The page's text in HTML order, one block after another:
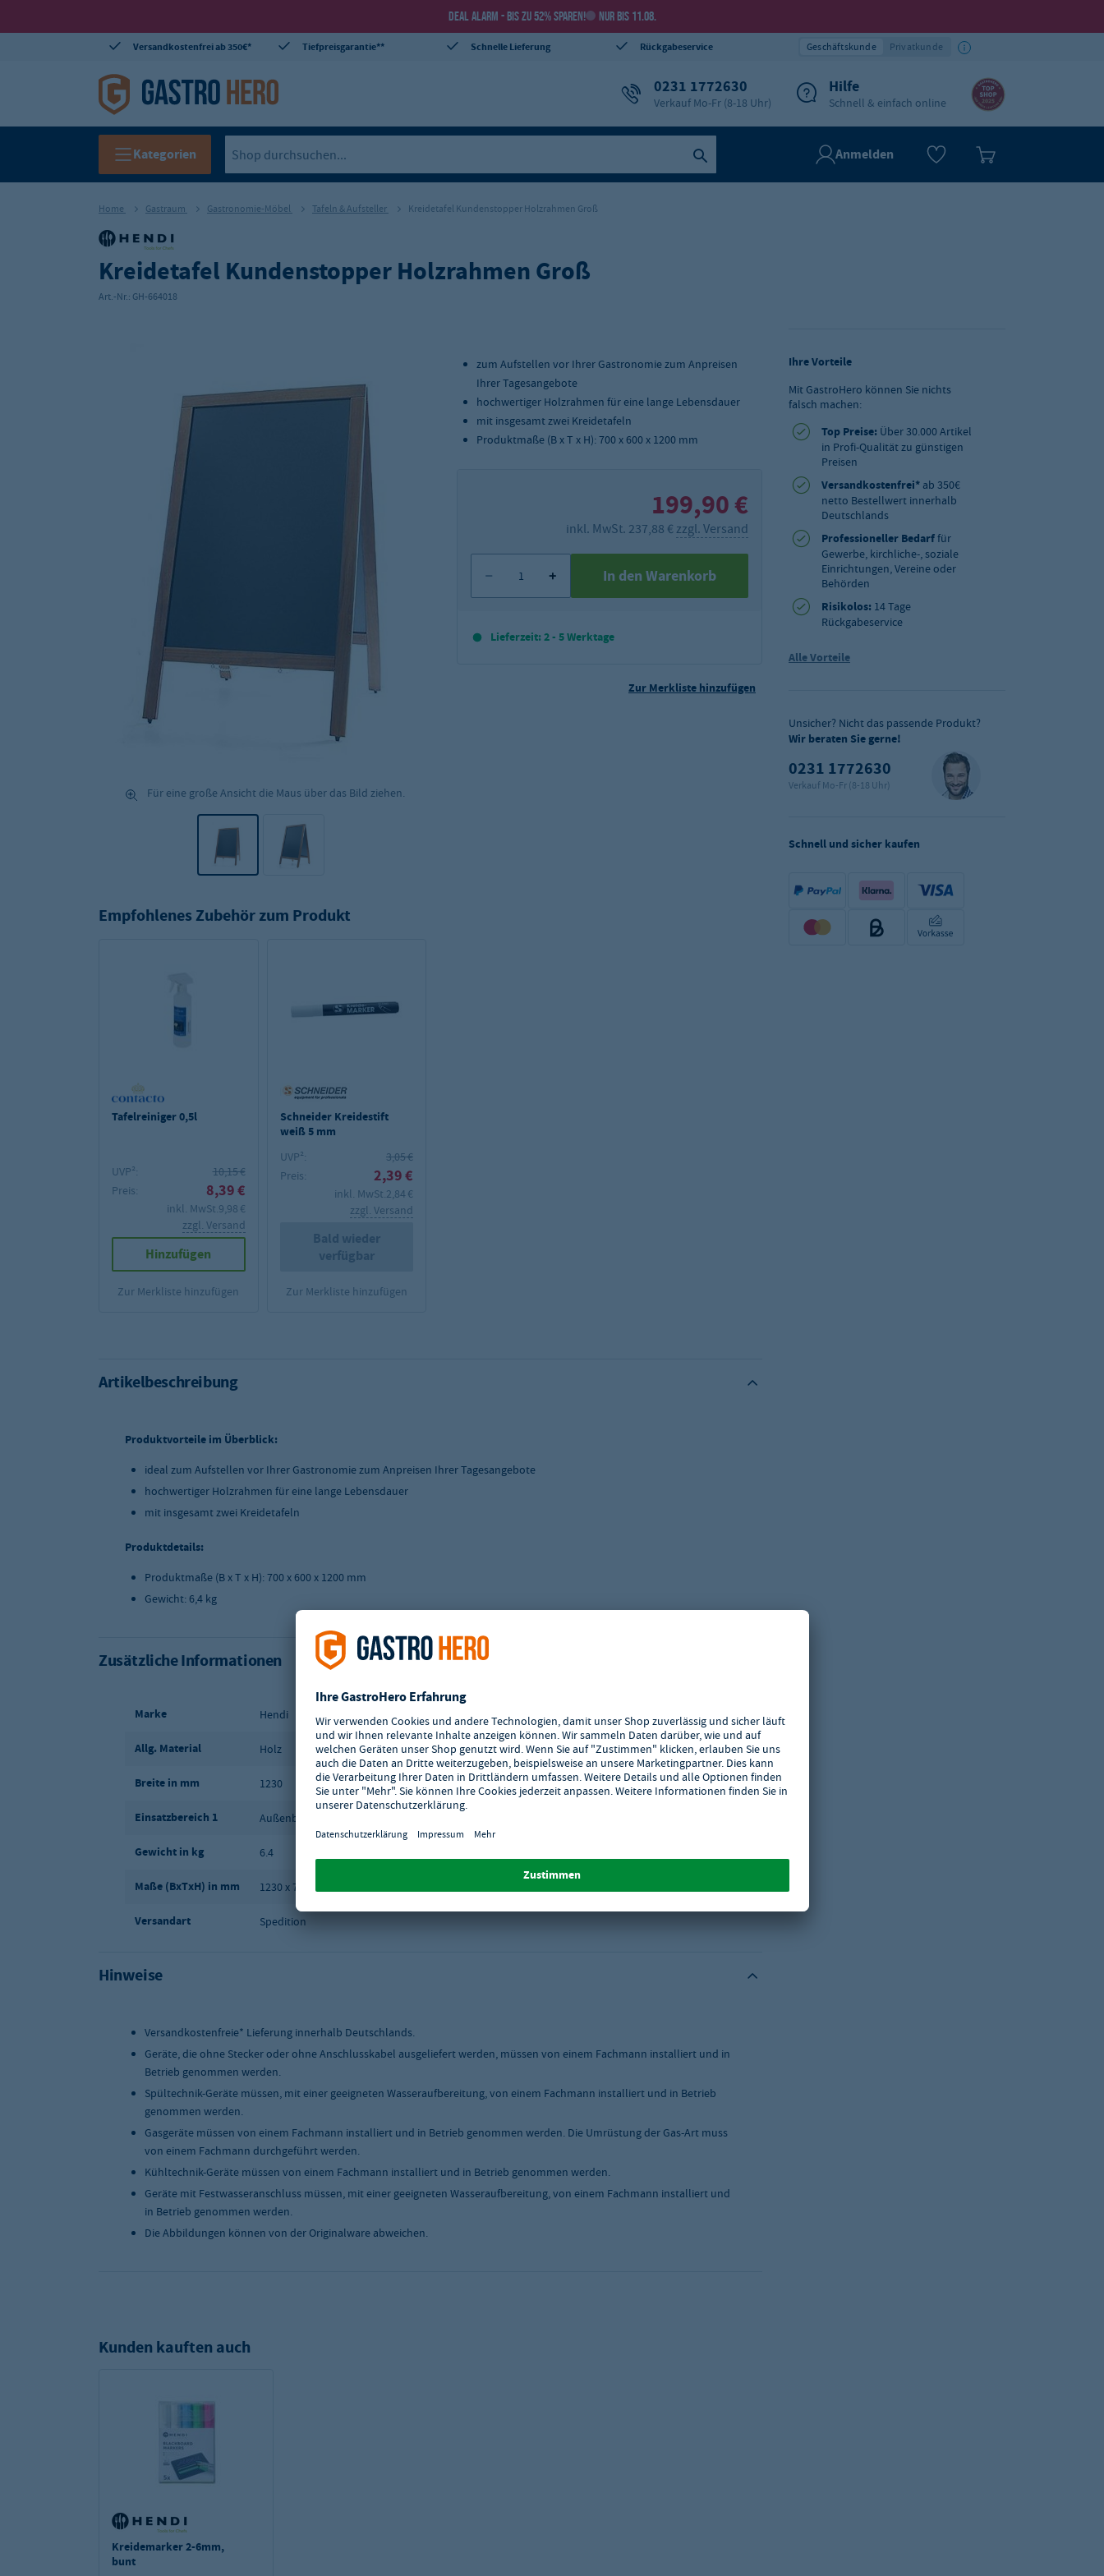
DEAL ALARM - BIS ZU 52% SPAREN! NUR BIS 11.08.
Versandkostenfrei ab 350€* Tiefpreisgarantie** Schnelle Lieferung Rückgabeservice Geschäftskunde Privatkunde
0231 1772630
Verkauf Mo-Fr (8-18 Uhr)
Hilfe
Schnell & einfach online
Kategorien Anmelden
Home Gastraum Gastronomie-Möbel Tafeln & Aufsteller Kreidetafel Kundenstopper Holzrahmen Groß
Kreidetafel Kundenstopper Holzrahmen Groß
Art.-Nr.: GH-664018
Für eine große Ansicht die Maus über das Bild ziehen.
zum Aufstellen vor Ihrer Gastronomie zum Anpreisen
Ihrer Tagesangebote
hochwertiger Holzrahmen für eine lange Lebensdauer
mit insgesamt zwei Kreidetafeln
Produktmaße (B x T x H): 700 x 600 x 1200 mm
199,90 €
inkl. MwSt. 237,88 € zzgl. Versand
In den Warenkorb
Lieferzeit: 2 - 5 Werktage
Zur Merkliste hinzufügen
Empfohlenes Zubehör zum Produkt
Tafelreiniger 0,5l
UVP²:
10,15 €
Preis:
8,39 €
inkl. MwSt. 9,98 €
zzgl. Versand
Hinzufügen
Zur Merkliste hinzufügen
Schneider Kreidestift
weiß 5 mm
UVP²:
3,05 €
Preis:
2,39 €
inkl. MwSt. 2,84 €
zzgl. Versand
Bald wieder
verfügbar
Zur Merkliste hinzufügen
Artikelbeschreibung
Produktvorteile im Überblick:
ideal zum Aufstellen vor Ihrer Gastronomie zum Anpreisen Ihrer Tagesangebote
hochwertiger Holzrahmen für eine lange Lebensdauer
mit insgesamt zwei Kreidetafeln
Produktdetails:
Produktmaße (B x T x H): 700 x 600 x 1200 mm
Gewicht: 6,4 kg
Zusätzliche Informationen
Marke Hendi
Allg. Material Holz
Breite in mm 1230
Einsatzbereich 1 Außenbereich
Gewicht in kg 6.4
Maße (BxTxH) in mm 1230 x 710 x 610
Versandart Spedition
Hinweise
Versandkostenfreie* Lieferung innerhalb Deutschlands.
Geräte, die ohne Stecker oder ohne Anschlusskabel ausgeliefert werden, müssen von einem Fachmann installiert und in
Betrieb genommen werden.
Spültechnik-Geräte müssen, mit einer geeigneten Wasseraufbereitung, von einem Fachmann installiert und in Betrieb
genommen werden.
Gasgeräte müssen von einem Fachmann installiert und in Betrieb genommen werden. Die Umrüstung der Gas-Art muss
von einem Fachmann durchgeführt werden.
Kühltechnik-Geräte müssen von einem Fachmann installiert und in Betrieb genommen werden.
Geräte mit Festwasseranschluss müssen, mit einer geeigneten Wasseraufbereitung, von einem Fachmann installiert und
in Betrieb genommen werden.
Die Abbildungen können von der Originalware abweichen.
Ihre Vorteile
Mit GastroHero können Sie nichts
falsch machen:
Top Preise: Über 30.000 Artikel
in Profi-Qualität zu günstigen
Preisen
Versandkostenfrei* ab 350€
netto Bestellwert innerhalb
Deutschlands
Professioneller Bedarffür
Gewerbe, kirchliche-, soziale
Einrichtungen, Vereine oder
Behörden
Risikolos: 14 Tage
Rückgabeservice
Alle Vorteile
Unsicher? Nicht das passende Produkt?
Wir beraten Sie gerne!
0231 1772630
Verkauf Mo-Fr (8-18 Uhr)
Schnell und sicher kaufen
Kunden kauften auch
Kreidemarker 2-6mm,
bunt